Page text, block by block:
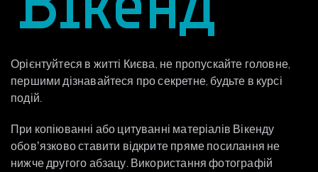
Орієнтуйтеся в житті Києва, не пропускайте головне,
першими дізнавайтеся про секретне, будьте в курсі
подій.
При копіюванні або цитуванні матеріалів Вікенду
обовʼязково ставити відкрите пряме посилання не
нижче другого абзацу. Використання фотографій